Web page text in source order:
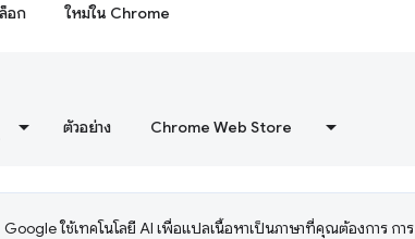
อก ใหม่ใน Chrome
ตัวอย่าง Chrome Web Store
Google ใช้เทคโนโลยี AI เพื่อแปลเนื้อหาเป็นภาษาที่คุณต้องการ การ